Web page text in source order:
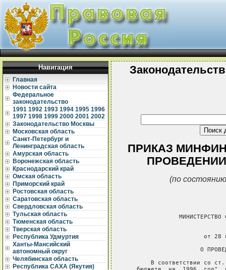
Навигация
Главная
Новости сайта
Федеральное
законодательство
1991 1992 1993 1994 1995 1996
1997 1998 1999 2000 2001 2002
Законодательство Москвы
Московская область
Санкт-Петербург и
Ленинградская область
Амурская область
Воронежская область
Краснодарский край
Омская область
Приморский край
Ростовская область
Саратовская область
Свердловская область
Тульская область
Тюменская область
Тверская область
Республика Удмуртия
Ханты-Мансийский
автономный округ
Челябинская область
Республика САХА (Якутия)
ПРИКАЗ
(по
МИНИСТЕРСТВО
от 28
О
В соответствии со